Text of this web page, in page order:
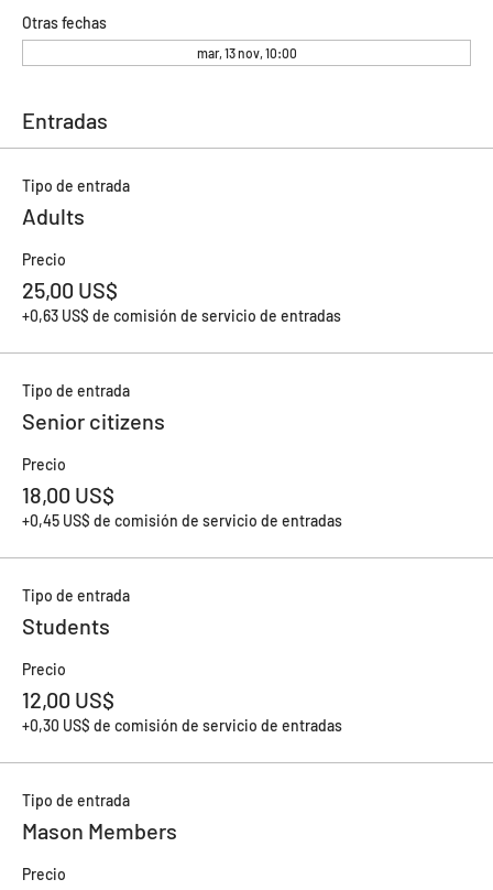
Otras fechas
mar, 13 nov, 10:00
Entradas
Tipo de entrada
Adults
Precio
25,00 US$
+0,63 US$ de comisión de servicio de entradas
Tipo de entrada
Senior citizens
Precio
18,00 US$
+0,45 US$ de comisión de servicio de entradas
Tipo de entrada
Students
Precio
12,00 US$
+0,30 US$ de comisión de servicio de entradas
Tipo de entrada
Mason Members
Precio